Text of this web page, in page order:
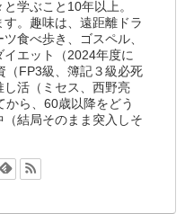
学ぶこと10年以上。
。趣味は、遠距離ドラ
食べ歩き、ゴスペル、
エット（2024年度に
（FP3級、簿記３級必死
活（ミセス、西野亮
から、60歳以降をどう
結局そのまま突入しそ